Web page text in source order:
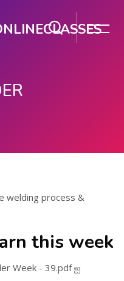
welding process &
this week
Week - 39.pdfஐ